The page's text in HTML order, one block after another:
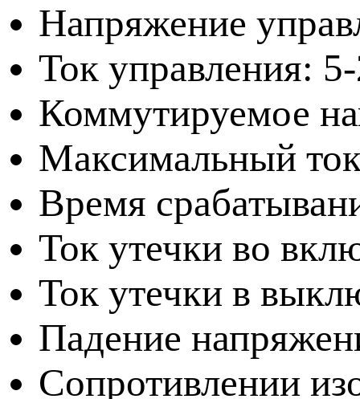
Напряжение
Ток управления:
Коммутируемое
Максимальный
Время
Ток утечки во
Ток утечки в
Падение
Сопротивлении